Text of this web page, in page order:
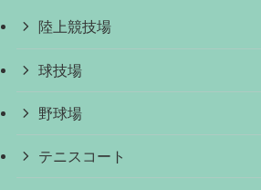
陸上競技場
球技場
野球場
テニスコート